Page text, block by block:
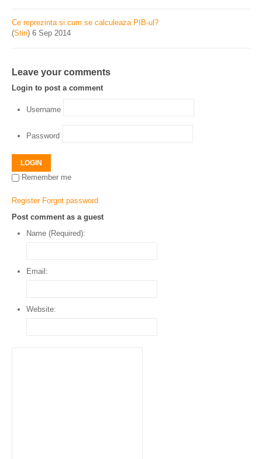
Ce reprezinta si cum se calculeaza PIB-ul?
(Stiri) 6 Sep 2014
Leave your comments
Login to post a comment
Username
Password
LOGIN
Remember me
Register Forgot password
Post comment as a guest
Name (Required):
Email:
Website: